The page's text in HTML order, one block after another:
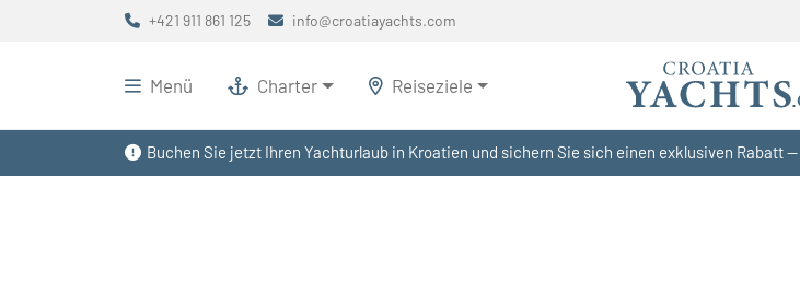
Buchen Sie jetzt Ihren Yachturlaub in Kroatien und sichern Sie sich einen exklusiven Rabatt
+421 911 861 125 info@croatiayachts.com
Menü Charter Reiseziele